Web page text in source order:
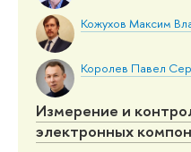
Кожухов Максим
Королев Павел
Измерение и
электронных